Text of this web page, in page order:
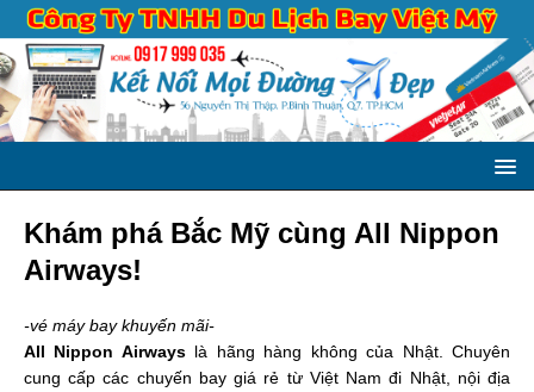
Khám phá Bắc Mỹ cùng All Nippon
Airways!
-vé máy bay khuyến mãi-
All Nippon Airways là hãng hàng không của Nhật. Chuyên
cung cấp các chuyến bay giá rẻ từ Việt Nam đi Nhật, nội địa